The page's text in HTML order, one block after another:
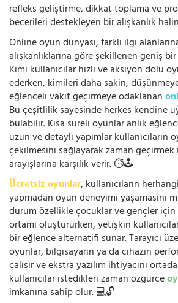
refleks geliştirme, dikkat toplama ve
becerileri destekleyen bir alışkanlık
Online oyun dünyası, farklı ilgi
alışkanlıklarına göre şekillenen geniş
Kimi kullanıcılar hızlı ve aksiyon dolu
ederken, kimileri daha sakin,
eğlenceli vakit geçirmeye odaklanan
Bu çeşitlilik sayesinde herkes kendine
bulabilir. Kısa süreli oyunlar anlık
uzun ve detaylı yapımlar kullanıcıların
çekilmesini sağlayarak zaman geçirmek
arayışlarına karşılık verir. ⏱️🕹️
Ücretsiz oyunlar, kullanıcıların
yapmadan oyun deneyimi yaşamasını
durum özellikle çocuklar ve gençler
ortamı oluştururken, yetişkin
bir eğlence alternatifi sunar. Tarayıcı
oyunlar, bilgisayarın ya da cihazın
çalışır ve ekstra yazılım ihtiyacını
kullanıcılar istedikleri zaman özgürce
imkanına sahip olur. 💻🔓